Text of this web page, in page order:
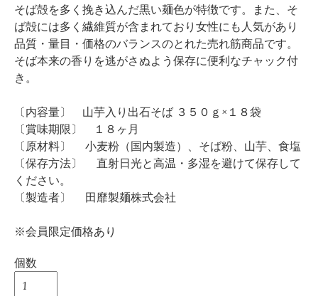
そば殻を多く挽き込んだ黒い麺色が特徴です。また、そ
ば殻には多く繊維質が含まれており女性にも人気があり
品質・量目・価格のバランスのとれた売れ筋商品です。
そば本来の香りを逃がさぬよう保存に便利なチャック付
き。
〔内容量〕 山芋入り出石そば ３５０ｇ×１８袋
〔賞味期限〕 １８ヶ月
〔原材料〕 小麦粉（国内製造）、そば粉、山芋、食塩
〔保存方法〕 直射日光と高温・多湿を避けて保存して
ください。
〔製造者〕 田靡製麺株式会社
※会員限定価格あり
個数